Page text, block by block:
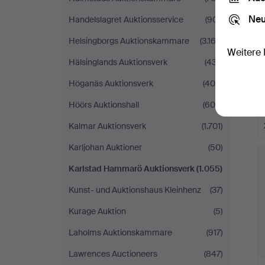
Handelslagret Auktionsservice
(901)
Helsingborgs Auktionskammare
(3.162)
Hälsinglands Auktionsverk
(437)
Höganäs Auktionsverk
(408)
Höörs Auktionshall
(600)
Kalmar Auktionsverk
(1.701)
Karljohan Auktioner
(50)
Karlstad Hammarö Auktionsverk(1.055)
Kunst- und Auktionshaus Kleinhenz
(37)
Kurage Auktion
(5)
Laholms Auktionskammare
(917)
Lawrences Auctioneers
(847)
Weitere